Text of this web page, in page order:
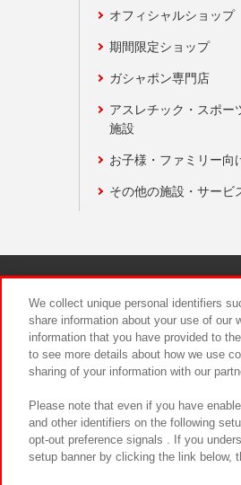
オフィシャルショップ
期間限定ショップ
ガシャポン専門店
アスレチック・スポー
施設
お子様・ファミリー向
その他の施設・サービ
We collect unique personal identifiers
share information about your use of our
information that you have provided to
to see more details about how we use
sharing of your information with our
Please note that even if you have
and other identifiers on the following
opt-out preference signals . If you
setup banner by clicking the link below,